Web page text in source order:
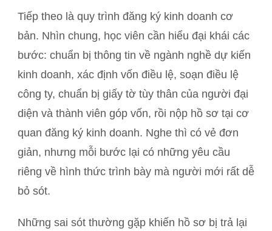
Tiếp theo là quy trình đăng ký kinh doanh cơ
bản. Nhìn chung, học viên cần hiểu đại khái các
bước: chuẩn bị thông tin về ngành nghề dự kiến
kinh doanh, xác định vốn điều lệ, soạn điều lệ
công ty, chuẩn bị giấy tờ tùy thân của người đại
diện và thành viên góp vốn, rồi nộp hồ sơ tại cơ
quan đăng ký kinh doanh. Nghe thì có vẻ đơn
giản, nhưng mỗi bước lại có những yêu cầu
riêng về hình thức trình bày mà người mới rất dễ
bỏ sót.
Những sai sót thường gặp khiến hồ sơ bị trả lại